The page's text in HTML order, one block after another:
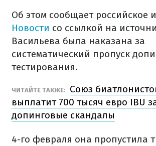
Об этом сообщает российское
Новости со ссылкой на
Васильева была наказана за
систематический пропуск
тестирования.
ЧИТАЙТЕ ТАКЖЕ:
Союз
выплатит 700 тысяч евро IBU
допинговые скандалы
4-го февраля она пропустила